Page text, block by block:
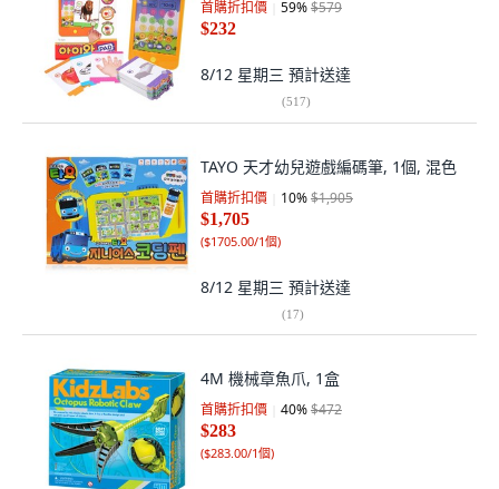
首購折扣價 59%$579
$232
8/12 星期三 預計送達
(517)
TAYO 天才幼兒遊戲編碼筆, 1個, 混色
首購折扣價 10%$1,905
$1,705
($1705.00/1個)
8/12 星期三 預計送達
(17)
4M 機械章魚爪, 1盒
首購折扣價 40%$472
$283
($283.00/1個)